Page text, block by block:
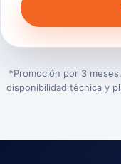
*Promoción por 3
disponibilidad técnica y